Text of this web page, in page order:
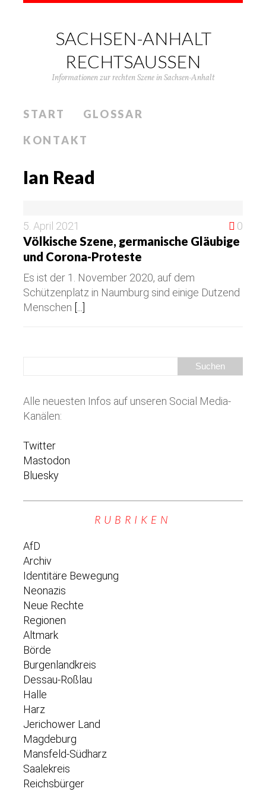
SACHSEN-ANHALT
RECHTSAUSSEN
Informationen zur rechten Szene in Sachsen-Anhalt
START
GLOSSAR
KONTAKT
Ian Read
5. April 2021 0
Völkische Szene, germanische Gläubige
und Corona-Proteste
Es ist der 1. November 2020, auf dem
Schützenplatz in Naumburg sind einige Dutzend
Menschen
Alle neuesten Infos auf unseren Social Media-
Kanälen:
Twitter
Mastodon
Bluesky
RUBRIKEN
AfD
Archiv
Identitäre Bewegung
Neonazis
Neue Rechte
Regionen
Altmark
Börde
Burgenlandkreis
Dessau-Roßlau
Halle
Harz
Jerichower Land
Magdeburg
Mansfeld-Südharz
Saalekreis
Reichsbürger